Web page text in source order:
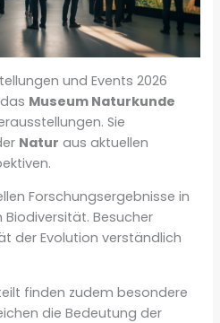
und Events 2026
Museum Naturkunde
Sie
Natur aus aktuellen
Forschungsergebnisse in
Besucher
der Evolution verständlich
finden zudem besondere
die Bedeutung der